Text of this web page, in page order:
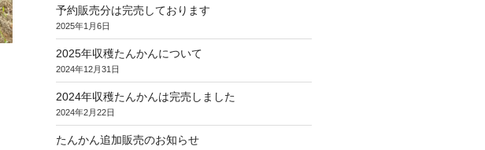
予約販売分は完売しております
2025年1月6日
2025年収穫たんかんについて
2024年12月31日
2024年収穫たんかんは完売しました
2024年2月22日
たんかん追加販売のお知らせ